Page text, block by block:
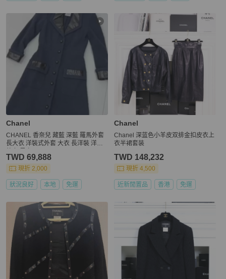
Chanel
CHANEL 香奈兒 藏藍 深藍 羅馬外套
長大衣 洋裝式外套 大衣 長洋裝 洋裝
TWD 69,888
現折 2,000
狀況良好 本地 免運
Chanel
Chanel 深蓝色小羊皮双排金扣皮衣上
衣半裙套装
TWD 148,232
現折 4,500
近新閒置品 香港 免運